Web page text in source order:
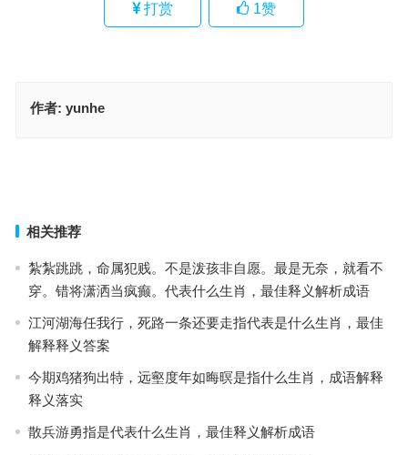
打赏 1赞
作者: yunhe
相关推荐
紮紮跳跳，命属犯贱。不是泼孩非自愿。最是无奈，就看不
穿。错将潇洒当疯癫。代表什么生肖，最佳释义解析成语
江河湖海任我行，死路一条还要走指代表是什么生肖，最佳
解释释义答案
今期鸡猪狗出特，远壑度年如晦暝是指什么生肖，成语解释
释义落实
散兵游勇指是代表什么生肖，最佳释义解析成语